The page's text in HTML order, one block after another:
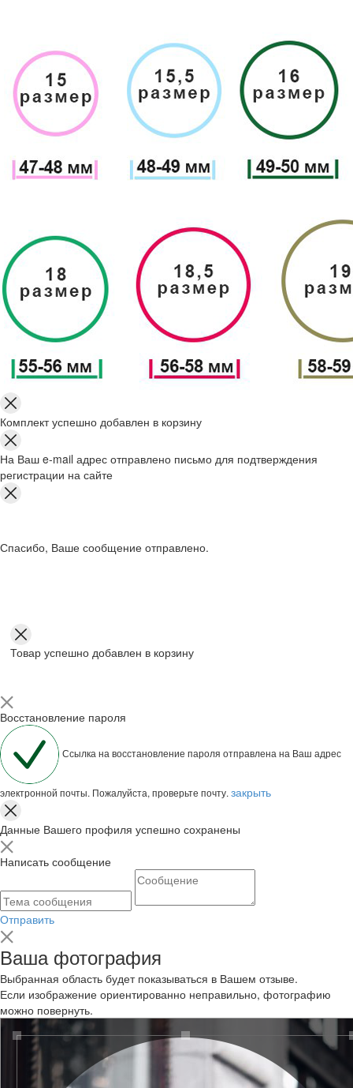
Комплект успешно добавлен в корзину
На Ваш e-mail адрес отправлено письмо для подтверждения
регистрации на сайте
Спасибо, Ваше сообщение отправлено.
Товар успешно добавлен в корзину
Восстановление пароля
Ссылка на восстановление пароля отправлена на Ваш адрес
электронной почты. Пожалуйста, проверьте почту. закрыть
Данные Вашего профиля успешно сохранены
Написать сообщение
Отправить
Ваша фотография
Выбранная область будет показываться в Вашем отзыве.
Если изображение ориентированно неправильно, фотографию
можно повернуть.